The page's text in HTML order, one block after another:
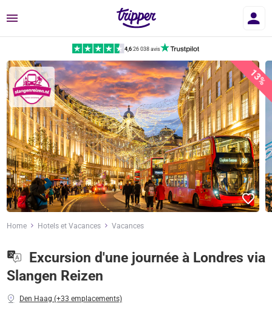
Menu
4,6|26 038 avis
13%
Home Hotels et Vacances Vacances
Excursion d'une journée à Londres via
Slangen Reizen
Den Haag (+33 emplacements)